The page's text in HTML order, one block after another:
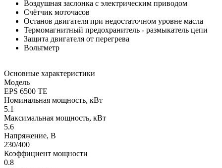
Воздушная заслонка с электрическим приводом
Счётчик моточасов
Останов двигателя при недостаточном уровне масла
Термомагнитный предохранитель - размыкатель цепи
Защита двигателя от перегрева
Вольтметр
Основные характеристики
Модель
EPS 6500 TE
Номинальная мощность, кВт
5.1
Максимальная мощность, кВт
5.6
Напряжение, В
230/400
Коэффициент мощности
0.8